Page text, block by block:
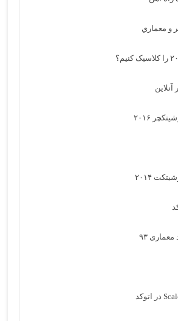
و معماري
۲۰۱۶
۲۰۱۴
۹۳